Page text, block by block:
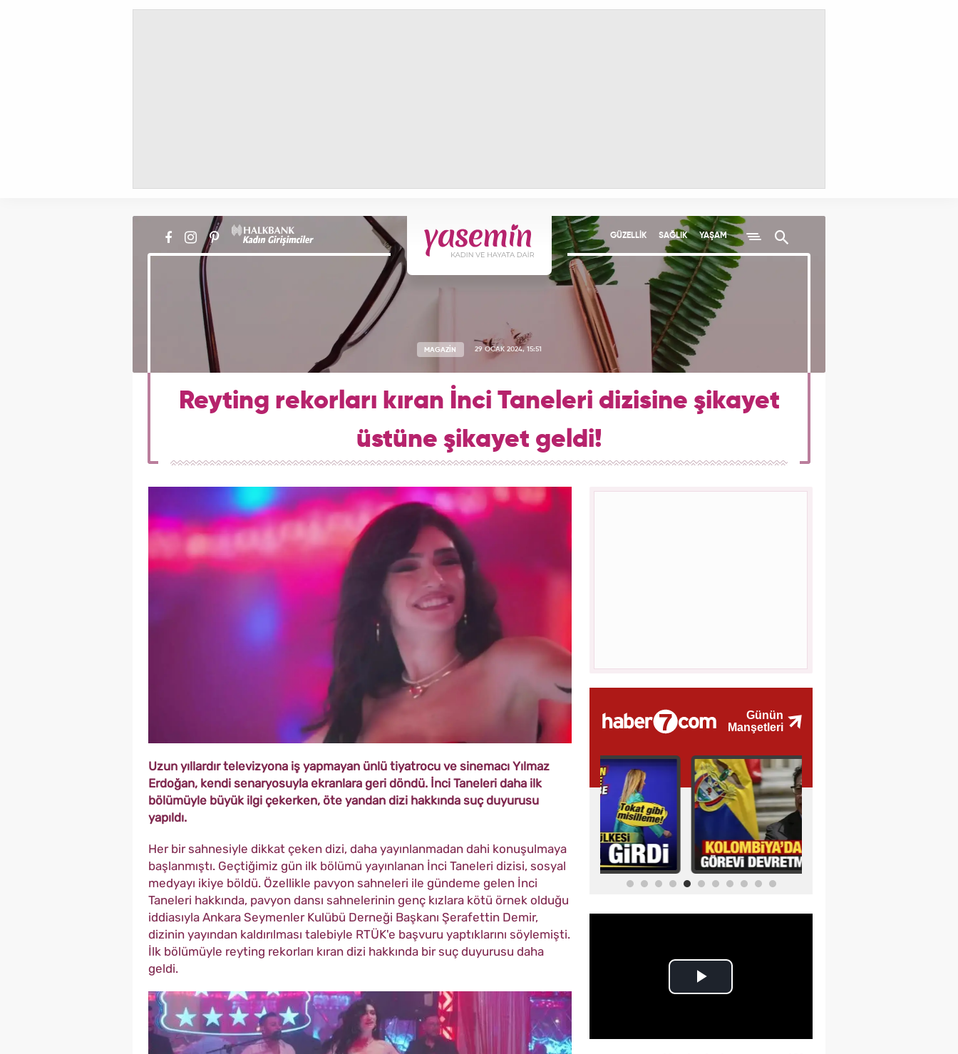
GÜZELLİK SAĞLIK YAŞAM
MAGAZİN 29 OCAK 2024, 15:51
Reyting rekorları kıran İnci Taneleri dizisine şikayet
üstüne şikayet geldi!
Uzun yıllardır televizyona iş yapmayan ünlü tiyatrocu ve sinemacı Yılmaz
Erdoğan, kendi senaryosuyla ekranlara geri döndü. İnci Taneleri daha ilk
bölümüyle büyük ilgi çekerken, öte yandan dizi hakkında suç duyurusu
yapıldı.
Her bir sahnesiyle dikkat çeken dizi, daha yayınlanmadan dahi konuşulmaya
başlanmıştı. Geçtiğimiz gün ilk bölümü yayınlanan İnci Taneleri dizisi, sosyal
medyayı ikiye böldü. Özellikle pavyon sahneleri ile gündeme gelen İnci
Taneleri hakkında, pavyon dansı sahnelerinin genç kızlara kötü örnek olduğu
iddiasıyla Ankara Seymenler Kulübü Derneği Başkanı Şerafettin Demir,
dizinin yayından kaldırılması talebiyle RTÜK'e başvuru yaptıklarını söylemişti.
İlk bölümüyle reyting rekorları kıran dizi hakkında bir suç duyurusu daha
geldi.